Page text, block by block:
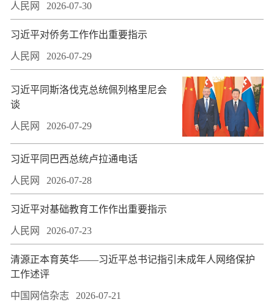
人民网 2026-07-30
习近平对侨务工作作出重要指示
人民网 2026-07-29
习近平同斯洛伐克总统佩列格里尼会
谈
人民网 2026-07-29
习近平同巴西总统卢拉通电话
人民网 2026-07-28
习近平对基础教育工作作出重要指示
人民网 2026-07-23
​清源正本育英华——习近平总书记指引未成年人网络保护
工作述评
中国网信杂志 2026-07-21